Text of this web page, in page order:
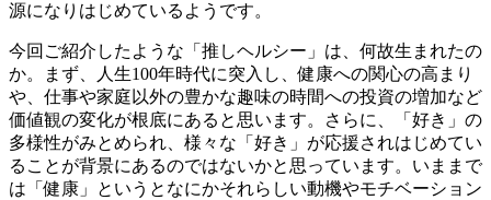
源になりはじめているようです。
今回ご紹介したような「推しヘルシー」は、何故生まれたの
か。まず、人生100年時代に突入し、健康への関心の高まり
や、仕事や家庭以外の豊かな趣味の時間への投資の増加など
価値観の変化が根底にあると思います。さらに、「好き」の
多様性がみとめられ、様々な「好き」が応援されはじめてい
ることが背景にあるのではないかと思っています。いままで
は「健康」というとなにかそれらしい動機やモチベーション